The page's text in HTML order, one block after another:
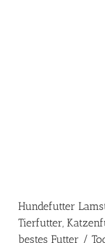
Hundefutter
Tierfutter,
bestes Futter /